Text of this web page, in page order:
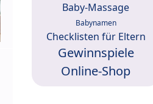
Baby-Massage
Babynamen
Checklisten für Eltern
Gewinnspiele
Online-Shop